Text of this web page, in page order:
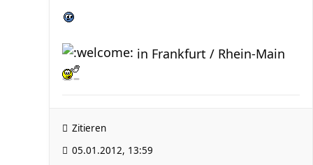
in Frankfurt / Rhein-Main
Zitieren
05.01.2012, 13:59